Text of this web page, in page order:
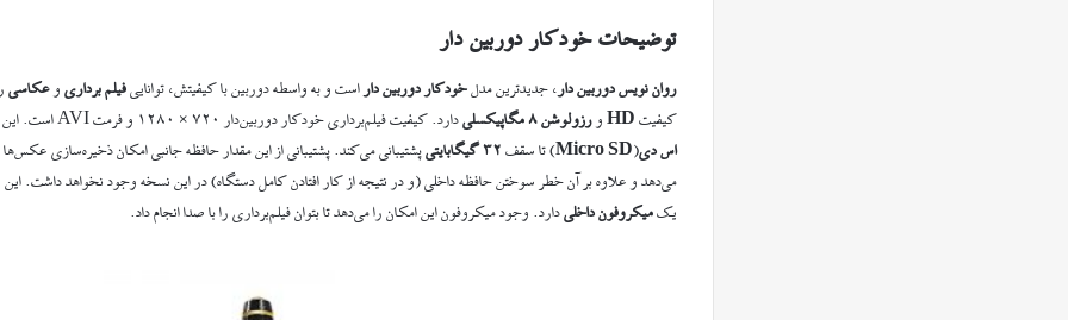
توضیحات خودکار دوربین دار
روان نویس دوربین دار، جدیدترین مدلخودکار دوربین دار است و به واسطه دوربین با کیفیتش، تواناییفیلم برداری و عکاسی
کیفیت HD و رزولوشن ۸ مگاپیکسلی دارد. کیفیت فیلم‌برداری خودکار دوربین‌دار ۷۲۰ × ۱۲۸۰ و فرمت AVI است. این خودکار از
اس دی(
Micro SD) تا سقف ۳۲ گیگابایتی
پشتیبانی می‌کند. پشتیبانی از این مقدار حافظه جانبی امکان ذخیره‌سازی عکس‌ها
می‌دهد و علاوه بر آن خطر سوختن حافظه داخلی (و در نتیجه از کار افتادن کامل دستگاه) در این نسخه وجود نخواهد داشت. این
یکمیکروفونداخلیدارد. وجود میکروفون این امکان را می‌دهد تا بتوان فیلم‌برداری را با صدا انجام داد.